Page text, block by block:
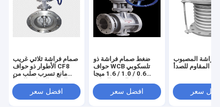
صمام فراشة ثلاثي غريب
الأطوار ذو حواف CF8
مانع تسرب صلب من
افضل سعر
ضغط صمام فراشة ذو
حواف WCB تلسكوبي
0.6 / 1.0 / 1.6 ميجا
المصبوبافضل سعر
المصبوب
المقاوم للصدأ
سعر